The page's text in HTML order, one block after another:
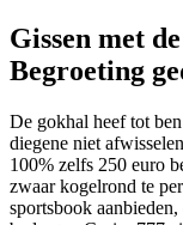
Gissen met
Begroeting
De gokhal heef tot
diegene niet
100% zelfs 250 euro
zwaar kogelrond te
sportsbook